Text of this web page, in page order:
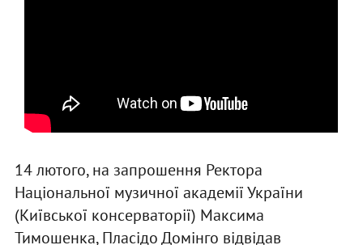
14 лютого, на запрошення Ректора
Національної музичної академії України
(Київської консерваторії) Максима
Тимошенка, Пласідо Домінго відвідав